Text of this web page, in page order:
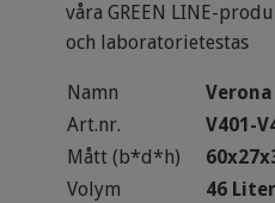
våra GREEN LINE-
och laboratorietestas
Namn
Verona
Art.nr.
V401-
Mått (b*d*h)
Volym
46 Liter